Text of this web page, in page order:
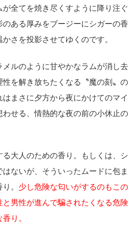
全てを焼き尽くすように降り注ぐ
ある厚みをブージーにシガーの香
さを投影させてゆくのです。
メルのように甘やかなラムが消し去
性を解き放ちたくなる〝魔の刻〟の
まさに夕方から夜にかけてのマイ
わせる、情熱的な夜の前の小休止の
る大人のための香り。もしくは、シ
ないが、そういったムードに包ま
。 少し危険な匂いがするのもこの
男性が進んで騙されたくなる危険
り。